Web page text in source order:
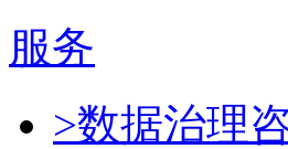
服务
>数据治理